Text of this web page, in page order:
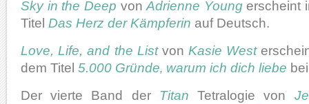
Sky in the Deep vonAdrienne Youngerscheint
Titel Das Herz der Kämpferin auf Deutsch.
Love, Life, and the Listvon Kasie West
dem Titel 5.000 Gründe‚ warum ich dich liebe
Der vierte Band der Titan Tetralogie von